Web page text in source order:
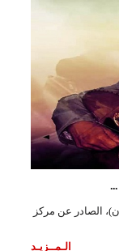
الصادر عن مركز
الـمــزيـد